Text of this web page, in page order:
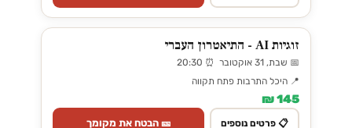
זוגיות AI - התיאטרון העברי
📅 שבת, 31 אוקטובר ⏰ 20:30
📍 היכל התרבות פתח תקווה
145 ₪
📋 פרטים נוספים 🎫 הבטח את מקומך